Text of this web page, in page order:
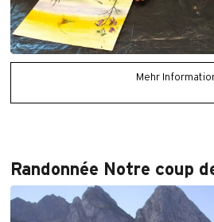
Mehr
Randonnée Notre coup